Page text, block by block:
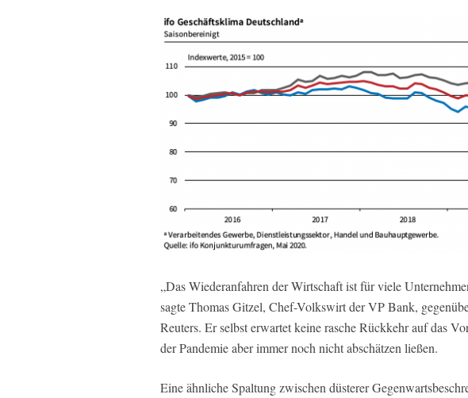
„Das Wiederanfahren der Wirtschaft ist für viele
sagte Thomas Gitzel, Chef-Volkswirt der VP Bank,
Reuters. Er selbst erwartet keine rasche Rückkehr auf das
der Pandemie aber immer noch nicht abschätzen ließen.
Eine ähnliche Spaltung zwischen düsterer